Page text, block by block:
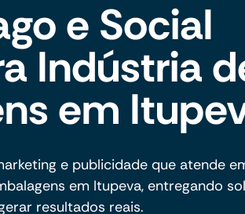
e Social
Indústria
em
e publicidade que atende
em Itupeva, entregando
resultados reais.